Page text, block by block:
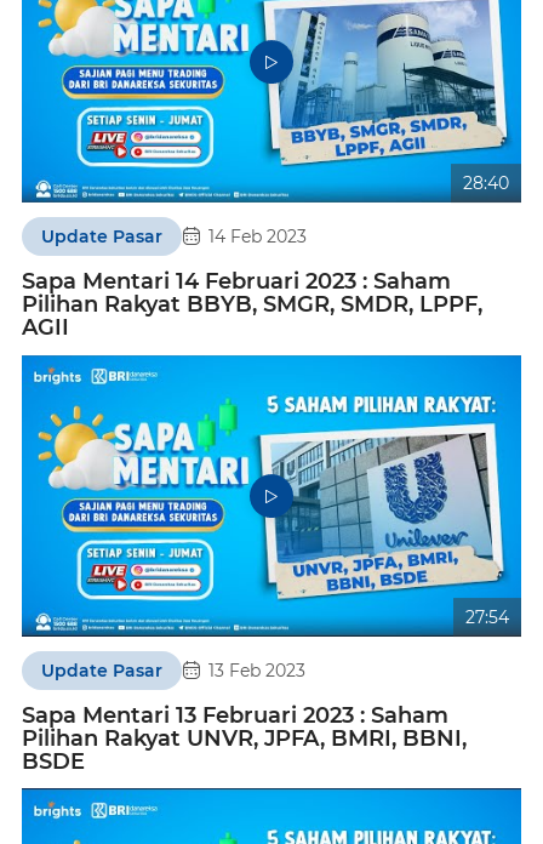
28:40
Update Pasar 14 Feb 2023
Sapa Mentari 14 Februari 2023 : Saham
Pilihan Rakyat BBYB, SMGR, SMDR, LPPF,
AGII
27:54
Update Pasar 13 Feb 2023
Sapa Mentari 13 Februari 2023 : Saham
Pilihan Rakyat UNVR, JPFA, BMRI, BBNI,
BSDE